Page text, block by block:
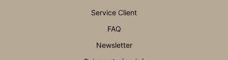
Service Client
FAQ
Newsletter